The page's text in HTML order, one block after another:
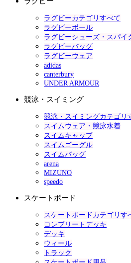
ラグビーカテゴリすべて
ラグビーボール
ラグビーシューズ・スパイ
ラグビーバッグ
ラグビーウェア
adidas
canterbury
UNDER ARMOUR
競泳・スイミング
競泳・スイミングカテゴリ
スイムウェア・競泳水着
スイムキャップ
スイムゴーグル
スイムバッグ
arena
MIZUNO
speedo
スケートボード
スケートボードカテゴリす
コンプリートデッキ
デッキ
ウィール
トラック